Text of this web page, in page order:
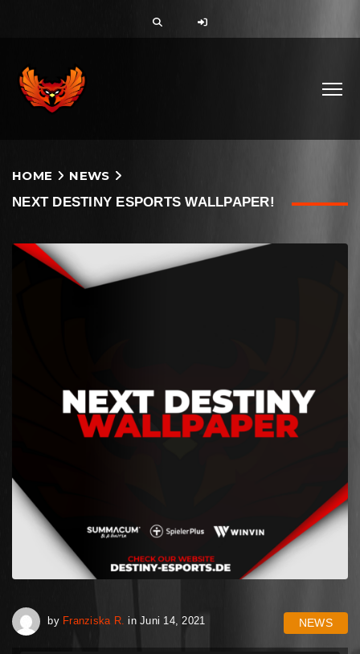
HOME
NEWS
NEXT DESTINY ESPORTS WALLPAPER!
by Franziska R. inJuni 14, 2021 NEWS